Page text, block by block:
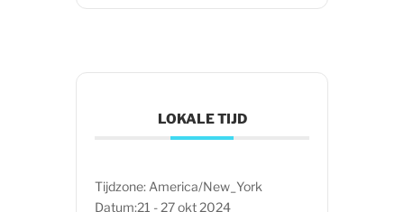
LOKALE TIJD
Tijdzone: America/New_York
Datum:21 - 27 okt 2024